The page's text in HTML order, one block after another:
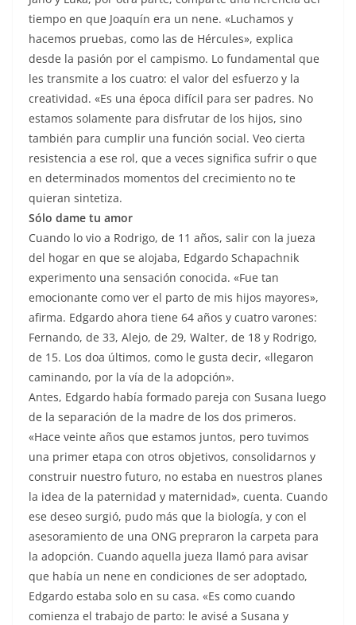
tiempo en que Joaquín era un nene. «Luchamos y
hacemos pruebas, como las de Hércules», explica
desde la pasión por el campismo. Lo fundamental que
les transmite a los cuatro: el valor del esfuerzo y la
creatividad. «Es una época difícil para ser padres. No
estamos solamente para disfrutar de los hijos, sino
también para cumplir una función social. Veo cierta
resistencia a ese rol, que a veces significa sufrir o que
en determinados momentos del crecimiento no te
quieran sintetiza.
Sólo dame tu amor
Cuando lo vio a Rodrigo, de 11 años, salir con la jueza
del hogar en que se alojaba, Edgardo Schapachnik
experimento una sensación conocida. «Fue tan
emocionante como ver el parto de mis hijos mayores»,
afirma. Edgardo ahora tiene 64 años y cuatro varones:
Fernando, de 33, Alejo, de 29, Walter, de 18 y Rodrigo,
de 15. Los doa últimos, como le gusta decir, «llegaron
caminando, por la vía de la adopción».
Antes, Edgardo había formado pareja con Susana luego
de la separación de la madre de los dos primeros.
«Hace veinte años que estamos juntos, pero tuvimos
una primer etapa con otros objetivos, consolidarnos y
construir nuestro futuro, no estaba en nuestros planes
la idea de la paternidad y maternidad», cuenta. Cuando
ese deseo surgió, pudo más que la biología, y con el
asesoramiento de una ONG prepraron la carpeta para
la adopción. Cuando aquella jueza llamó para avisar
que había un nene en condiciones de ser adoptado,
Edgardo estaba solo en su casa. «Es como cuando
comienza el trabajo de parto: le avisé a Susana y